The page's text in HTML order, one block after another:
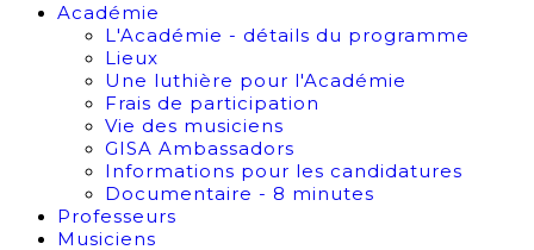
Académie
L'Académie - détails du programme
Lieux
Une luthière pour l'Académie
Frais de participation
Vie des musiciens
GISA Ambassadors
Informations pour les candidatures
Documentaire - 8 minutes
Professeurs
Musiciens